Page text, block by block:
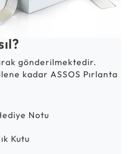
gönderilmektedir.
kadar ASSOS Pırlanta
Notu
Kutu